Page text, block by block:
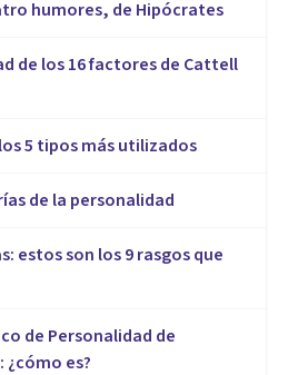
humores, de Hipócrates
de los 16 factores de Cattell
5 tipos más utilizados
de la personalidad
estos son los 9 rasgos que
de Personalidad de
¿cómo es?